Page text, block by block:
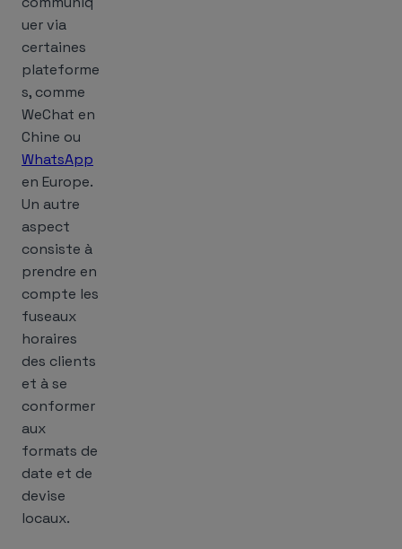
uer via
certaines
plateforme
s, comme
WeChat en
Chine ou
WhatsApp
en Europe.
Un autre
aspect
consiste à
prendre en
compte les
fuseaux
horaires
des clients
et à se
conformer
aux
formats de
date et de
devise
locaux.